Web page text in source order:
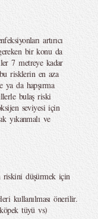
artırıcı
bir konu da
7 metreye kadar
risklerin en aza
ya da hapşırma
bulaş riski
seviyesi için
yıkanmalı ve
riskini düşürmek için
kullanılması önerilir.
tüyü vs)